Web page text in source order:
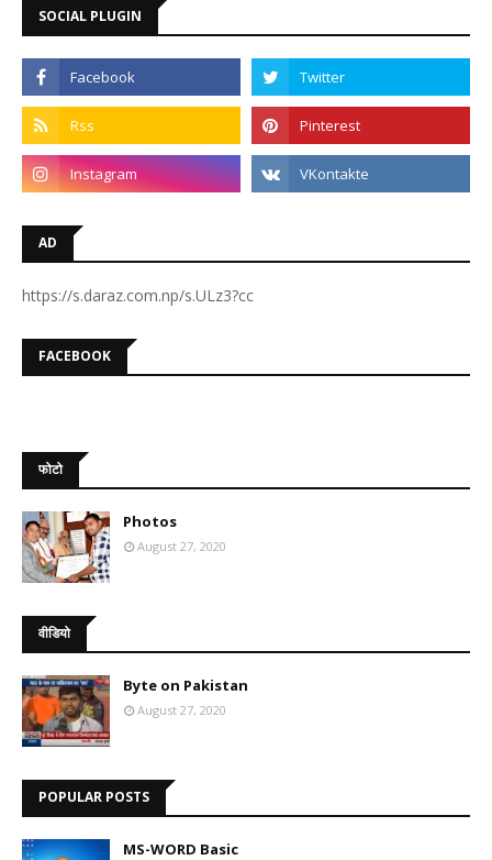
SOCIAL PLUGIN
AD
https://s.daraz.com.np/s.ULz3?cc
FACEBOOK
फोटो
Photos
August 27, 2020
वीडियो
Byte on Pakistan
August 27, 2020
POPULAR POSTS
MS-WORD Basic